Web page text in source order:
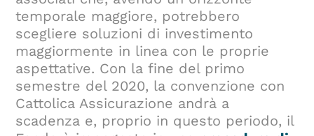
temporale maggiore, potrebbero
scegliere soluzioni di investimento
maggiormente in linea con le proprie
aspettative. Con la fine del primo
semestre del 2020, la convenzione con
Cattolica Assicurazione andrà a
scadenza e, proprio in questo periodo, il